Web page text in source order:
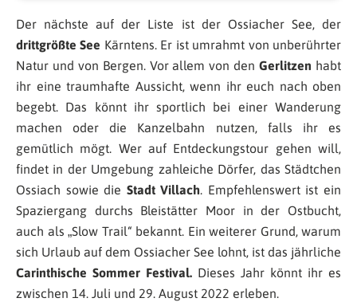
Der nächste auf der Liste ist der Ossiacher See, der
drittgrößte See Kärntens. Er ist umrahmt von unberührter
Natur und von Bergen. Vor allem von den Gerlitzen habt
ihr eine traumhafte Aussicht, wenn ihr euch nach oben
begebt. Das könnt ihr sportlich bei einer Wanderung
machen oder die Kanzelbahn nutzen, falls ihr es
gemütlich mögt. Wer auf Entdeckungstour gehen will,
findet in der Umgebung zahleiche Dörfer, das Städtchen
Ossiach sowie die Stadt Villach. Empfehlenswert ist ein
Spaziergang durchs Bleistätter Moor in der Ostbucht,
auch als „Slow Trail“ bekannt. Ein weiterer Grund, warum
sich Urlaub auf dem Ossiacher See lohnt, ist das jährliche
Carinthische Sommer Festival. Dieses Jahr könnt ihr es
zwischen 14. Juli und 29. August 2022 erleben.